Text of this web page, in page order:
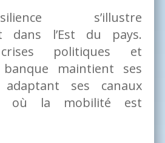
s’illustre
dans l’Est du pays.
politiques et
maintient ses
ses canaux
où la mobilité est